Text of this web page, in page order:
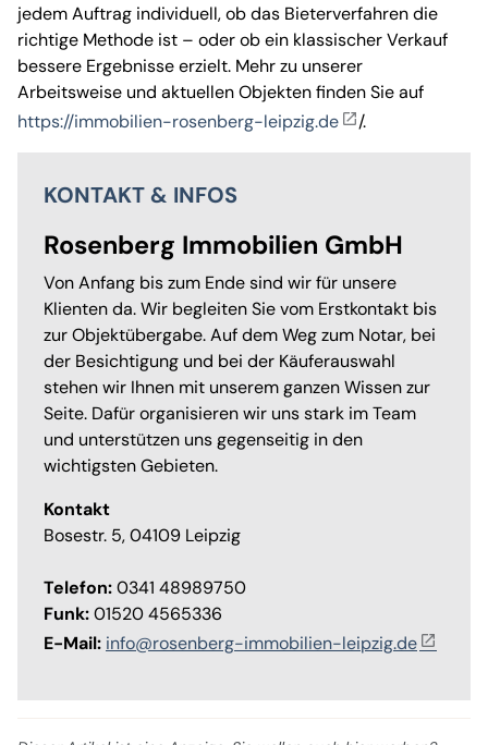
jedem Auftrag individuell, ob das Bieterverfahren die
richtige Methode ist – oder ob ein klassischer Verkauf
bessere Ergebnisse erzielt. Mehr zu unserer
Arbeitsweise und aktuellen Objekten finden Sie auf
https://immobilien-rosenberg-leipzig.de
/.
KONTAKT & INFOS
Rosenberg Immobilien GmbH
Von Anfang bis zum Ende sind wir für unsere
Klienten da. Wir begleiten Sie vom Erstkontakt bis
zur Objektübergabe. Auf dem Weg zum Notar, bei
der Besichtigung und bei der Käuferauswahl
stehen wir Ihnen mit unserem ganzen Wissen zur
Seite. Dafür organisieren wir uns stark im Team
und unterstützen uns gegenseitig in den
wichtigsten Gebieten.
Kontakt
Bosestr. 5, 04109 Leipzig
Telefon:0341 48989750
Funk:01520 4565336
E-Mail: info@rosenberg-immobilien-leipzig.de